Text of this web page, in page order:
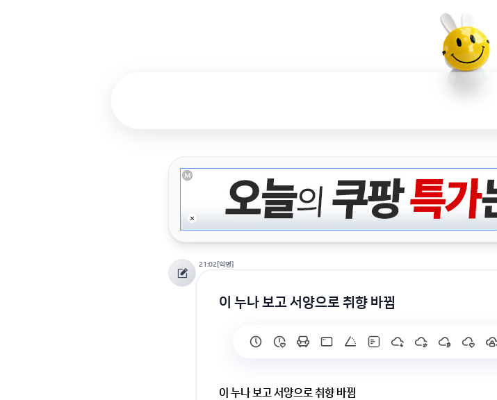
21:02[익명]
이 누나 보고 서양으로 취향 바뀜
이 누나 보고 서양으로 취향 바뀜